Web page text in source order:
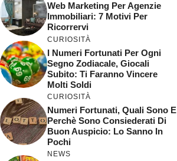
Web Marketing Per Agenzie
Immobiliari: 7 Motivi Per
Ricorrervi
CURIOSITÀ
I Numeri Fortunati Per Ogni
Segno Zodiacale, Giocali
Subito: Ti Faranno Vincere
Molti Soldi
CURIOSITÀ
Numeri Fortunati, Quali Sono E
Perchè Sono Consiederati Di
Buon Auspicio: Lo Sanno In
Pochi
NEWS